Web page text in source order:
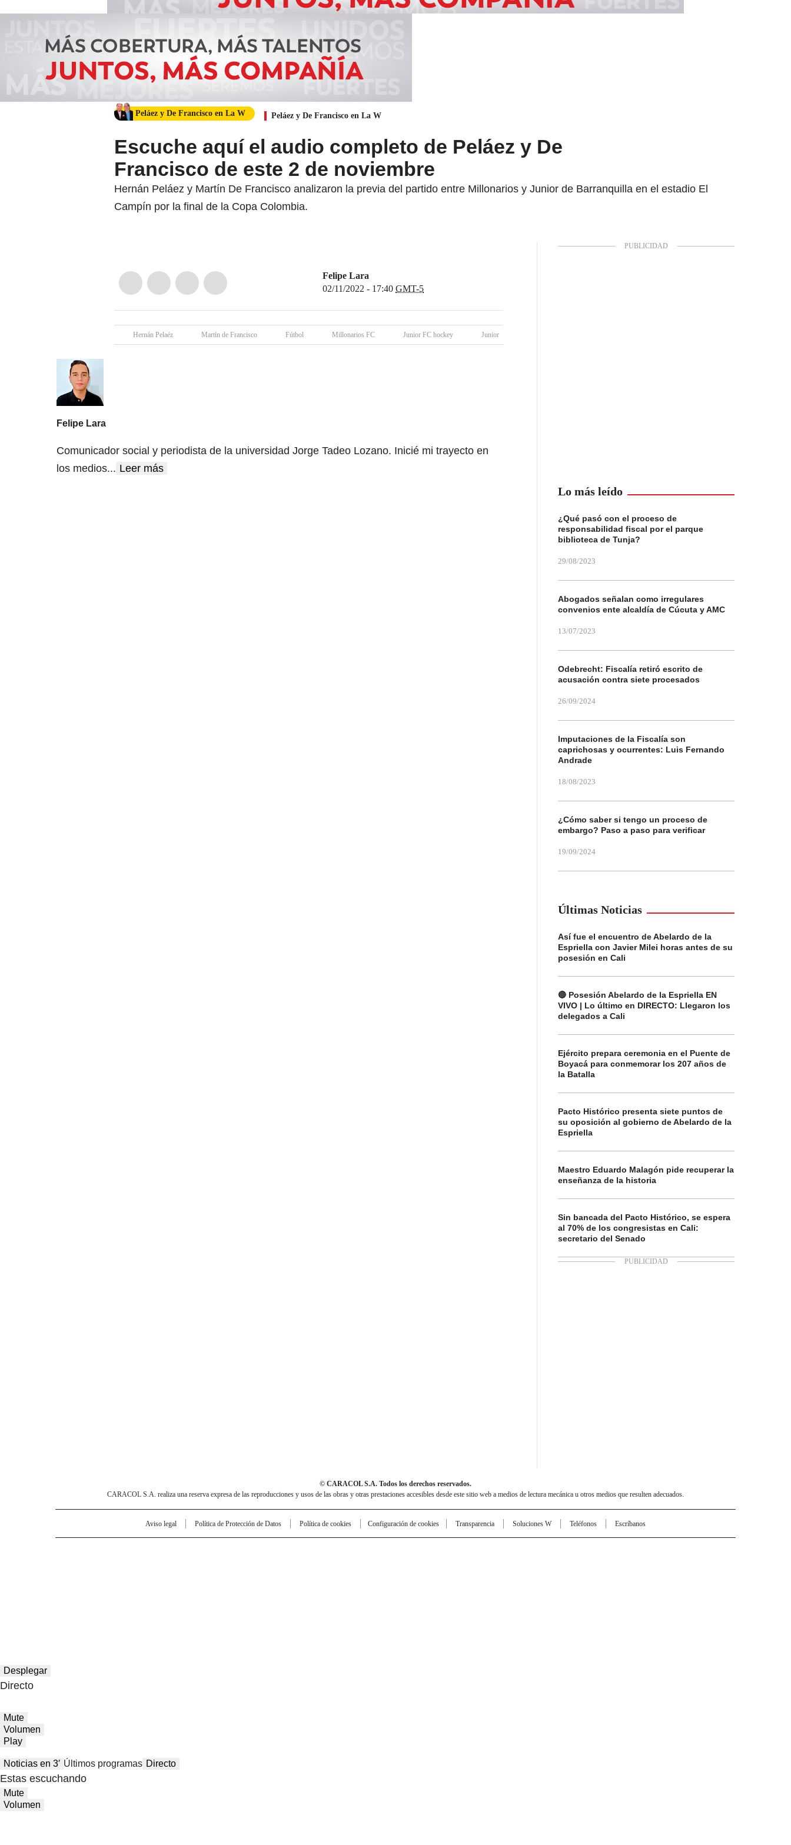
Peláez y De Francisco en La W Peláez y De Francisco en La W
Escuche aquí el audio completo de Peláez y De
Francisco de este 2 de noviembre
Hernán Peláez y Martín De Francisco analizaron la previa del partido entre Millonarios y Junior de Barranquilla en el estadio El
Campín por la final de la Copa Colombia.
Felipe Lara
02/11/2022 - 17:40 GMT-5
Hernán Pelaéz Martín de Francisco Fútbol Millonarios FC Junior FC hockey Junior
Felipe Lara
Comunicador social y periodista de la universidad Jorge Tadeo Lozano. Inicié mi trayecto en
los medios... Leer más
Lo más leído
¿Qué pasó con el proceso de
responsabilidad fiscal por el parque
biblioteca de Tunja?
29/08/2023
Abogados señalan como irregulares
convenios ente alcaldía de Cúcuta y AMC
13/07/2023
Odebrecht: Fiscalía retiró escrito de
acusación contra siete procesados
26/09/2024
Imputaciones de la Fiscalía son
caprichosas y ocurrentes: Luis Fernando
Andrade
18/08/2023
¿Cómo saber si tengo un proceso de
embargo? Paso a paso para verificar
19/09/2024
Últimas Noticias
Así fue el encuentro de Abelardo de la
Espriella con Javier Milei horas antes de su
posesión en Cali
🔴 Posesión Abelardo de la Espriella EN
VIVO | Lo último en DIRECTO: Llegaron los
delegados a Cali
Ejército prepara ceremonia en el Puente de
Boyacá para conmemorar los 207 años de
la Batalla
Pacto Histórico presenta siete puntos de
su oposición al gobierno de Abelardo de la
Espriella
Maestro Eduardo Malagón pide recuperar la
enseñanza de la historia
Sin bancada del Pacto Histórico, se espera
al 70% de los congresistas en Cali:
secretario del Senado
© CARACOL S.A. Todos los derechos reservados.
CARACOL S.A. realiza una reserva expresa de las reproducciones y usos de las obras y otras prestaciones accesibles desde este sitio web a medios de lectura mecánica u otros medios que resulten adecuados.
Aviso legal Política de Protección de Datos Política de cookies Configuración de cookies Transparencia Soluciones W Teléfonos Escríbanos
Desplegar
Directo
Mute
Volumen
Play
Noticias en 3′ Últimos programas Directo
Estas escuchando
Mute
Volumen